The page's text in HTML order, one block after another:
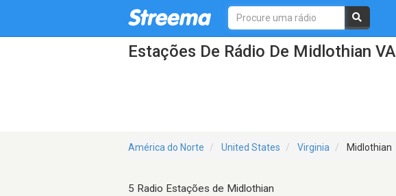
Estações De Rádio De Midlothian VA
América do Norte United States Virginia Midlothian
5 Radio Estações de Midlothian